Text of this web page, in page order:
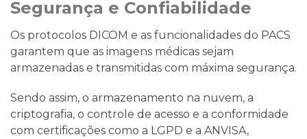
Segurança e Confiabilidade
Os protocolos DICOM e as funcionalidades do PACS
garantem que as imagens médicas sejam
armazenadas e transmitidas com máxima segurança.
Sendo assim, o armazenamento na nuvem, a
criptografia, o controle de acesso e a conformidade
com certificações como a LGPD e a ANVISA,